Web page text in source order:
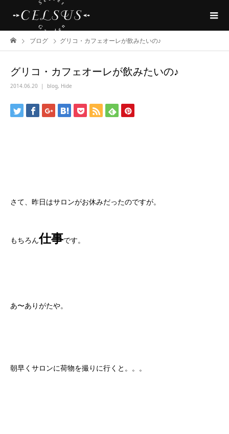
ブログ グリコ・カフェオーレが飲みたいの♪
グリコ・カフェオーレが飲みたいの♪
2014.06.20 blog, Hide
さて、昨日はサロンがお休みだったのですが。
もちろん仕事です。
あ〜ありがたや。
朝早くサロンに荷物を撮りに行くと。。。